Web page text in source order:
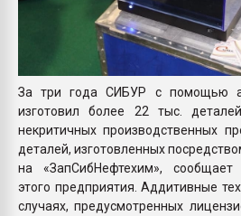
За три года СИБУР с помощью
изготовил более 22 тыс.
некритичных производственных
деталей, изготовленных
на «ЗапСибНефтехим», сообщает
этого предприятия. Аддитивные
случаях, предусмотренных